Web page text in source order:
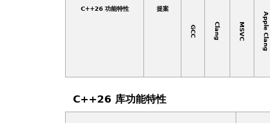
C++26 功能特性 提案
GCC Clang MSVC Apple Clang
C++26 库功能特性